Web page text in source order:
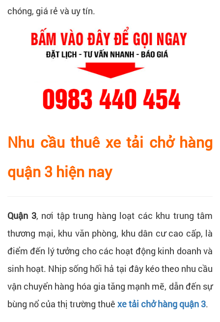
chóng, giá rẻ và uy tín.
Nhu cầu thuê xe tải chở hàng
quận 3 hiện nay
Quận 3, nơi tập trung hàng loạt các khu trung tâm
thương mại, khu văn phòng, khu dân cư cao cấp, là
điểm đến lý tưởng cho các hoạt động kinh doanh và
sinh hoạt. Nhịp sống hối hả tại đây kéo theo nhu cầu
vận chuyển hàng hóa gia tăng mạnh mẽ, dẫn đến sự
bùng nổ của thị trường thuê xe tải chở hàng quận 3.